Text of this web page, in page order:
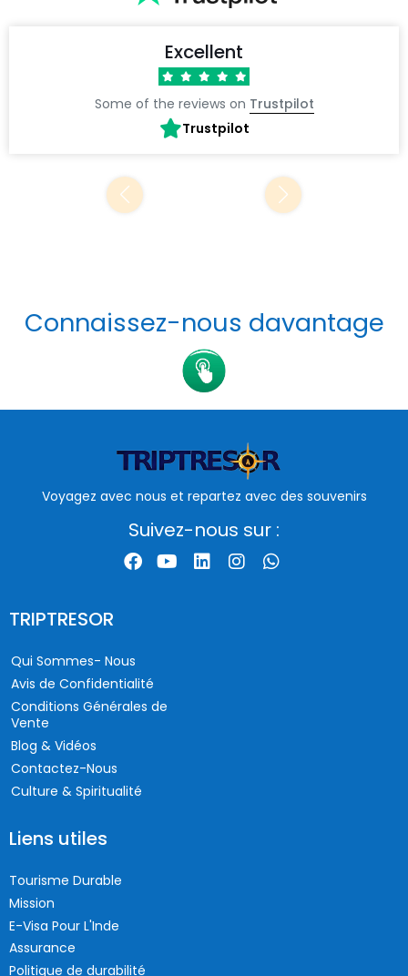
Excellent
Some of the reviews on Trustpilot
Trustpilot
Connaissez-nous davantage
Voyagez avec nous et repartez avec des souvenirs
Suivez-nous sur :
TRIPTRESOR
Qui Sommes- Nous
Avis de Confidentialité
Conditions Générales de
Vente
Blog & Vidéos
Contactez-Nous
Culture & Spiritualité
Liens utiles
Tourisme Durable
Mission
E-Visa Pour L'Inde
Assurance
Politique de durabilité